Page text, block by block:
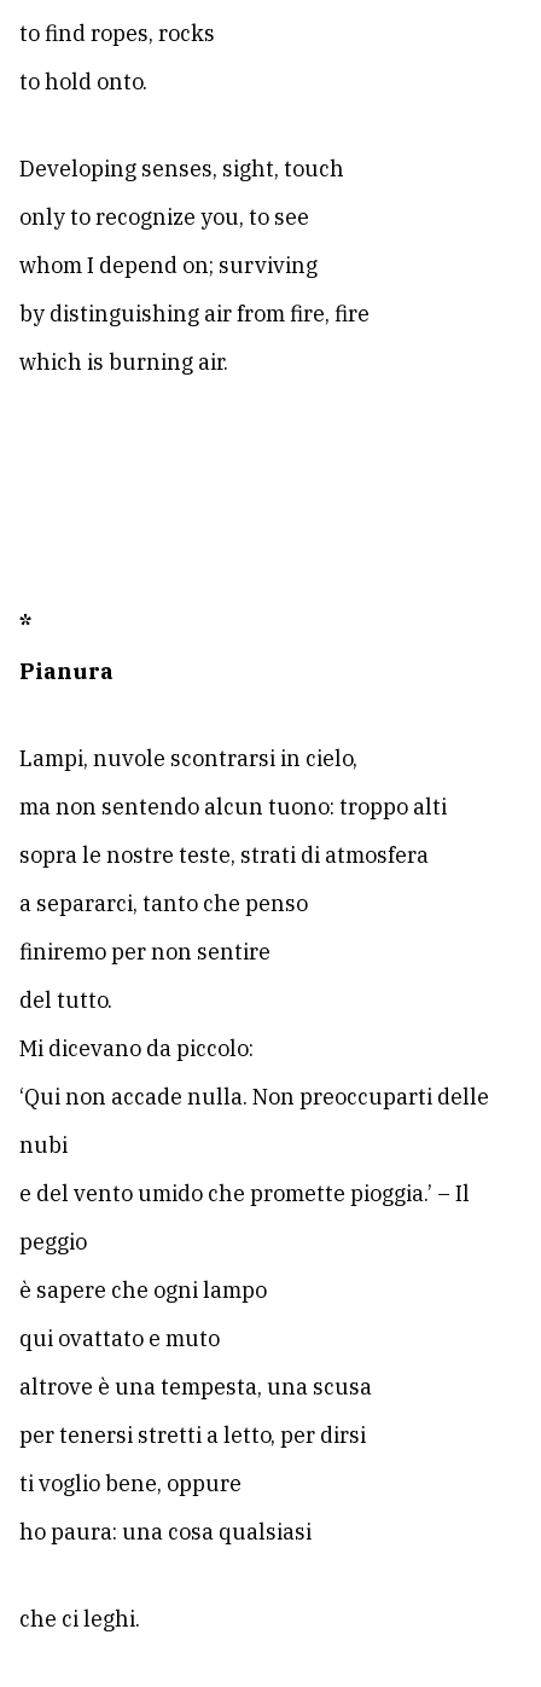
to find ropes, rocks
to hold onto.
Developing senses, sight, touch
only to recognize you, to see
whom I depend on; surviving
by distinguishing air from fire, fire
which is burning air.
*
Pianura
Lampi, nuvole scontrarsi in cielo,
ma non sentendo alcun tuono: troppo alti
sopra le nostre teste, strati di atmosfera
a separarci, tanto che penso
finiremo per non sentire
del tutto.
Mi dicevano da piccolo:
‘Qui non accade nulla. Non preoccuparti delle
nubi
e del vento umido che promette pioggia.’ – Il
peggio
è sapere che ogni lampo
qui ovattato e muto
altrove è una tempesta, una scusa
per tenersi stretti a letto, per dirsi
ti voglio bene, oppure
ho paura: una cosa qualsiasi
che ci leghi.